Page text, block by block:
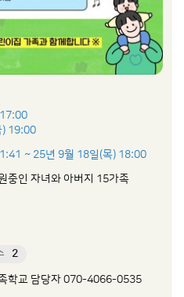
) 19:00
~ 25년 9월 18일(목) 18:00
중인 자녀와 아버지 15가족
2
학교 담당자 070-4066-0535